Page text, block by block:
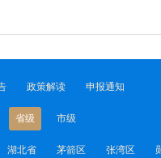
政策解读 申报通知
省级 市级
湖北省 茅箭区 张湾区